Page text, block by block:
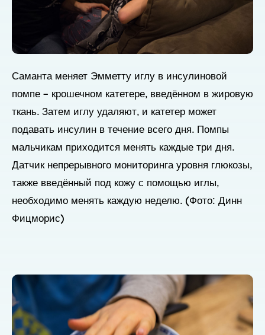
Саманта меняет Эмметту иглу в инсулиновой
помпе – крошечном катетере, введённом в жировую
ткань. Затем иглу удаляют, и катетер может
подавать инсулин в течение всего дня. Помпы
мальчикам приходится менять каждые три дня.
Датчик непрерывного мониторинга уровня глюкозы,
также введённый под кожу с помощью иглы,
необходимо менять каждую неделю. (Фото: Динн
Фицморис)